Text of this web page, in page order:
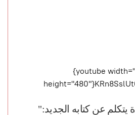
{youtube
"أحمد بن سعادة يتكلم عن كتابه الجديد: